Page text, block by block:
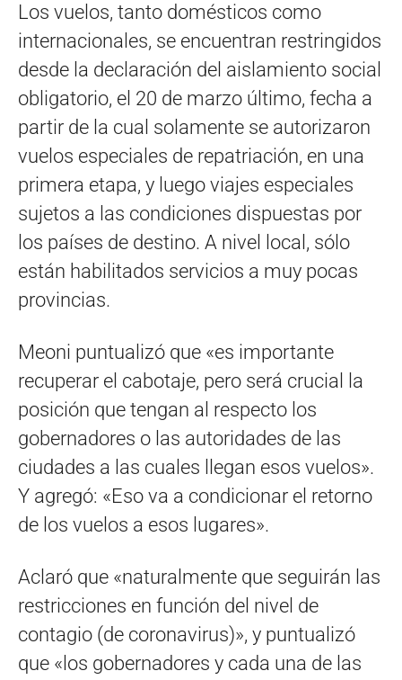
Los vuelos, tanto domésticos como
internacionales, se encuentran restringidos
desde la declaración del aislamiento social
obligatorio, el 20 de marzo último, fecha a
partir de la cual solamente se autorizaron
vuelos especiales de repatriación, en una
primera etapa, y luego viajes especiales
sujetos a las condiciones dispuestas por
los países de destino. A nivel local, sólo
están habilitados servicios a muy pocas
provincias.
Meoni puntualizó que «es importante
recuperar el cabotaje, pero será crucial la
posición que tengan al respecto los
gobernadores o las autoridades de las
ciudades a las cuales llegan esos vuelos».
Y agregó: «Eso va a condicionar el retorno
de los vuelos a esos lugares».
Aclaró que «naturalmente que seguirán las
restricciones en función del nivel de
contagio (de coronavirus)», y puntualizó
que «los gobernadores y cada una de las